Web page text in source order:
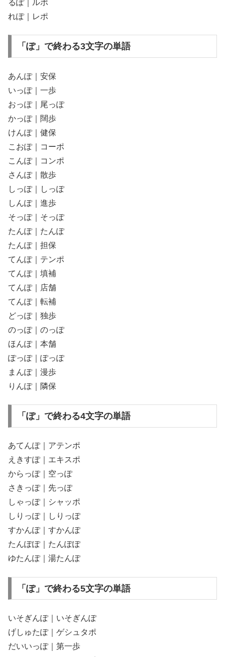
るぽ｜ルポ
れぽ｜レポ
「ぽ」で終わる3文字の単語
あんぽ｜安保
いっぽ｜一歩
おっぽ｜尾っぽ
かっぽ｜闊歩
けんぽ｜健保
こおぽ｜コーポ
こんぽ｜コンポ
さんぽ｜散歩
しっぽ｜しっぽ
しんぽ｜進歩
そっぽ｜そっぽ
たんぽ｜たんぽ
たんぽ｜担保
てんぽ｜テンポ
てんぽ｜填補
てんぽ｜店舗
てんぽ｜転補
どっぽ｜独歩
のっぽ｜のっぽ
ほんぽ｜本舗
ぽっぽ｜ぽっぽ
まんぽ｜漫歩
りんぽ｜隣保
「ぽ」で終わる4文字の単語
あてんぽ｜アテンポ
えきすぽ｜エキスポ
からっぽ｜空っぽ
さきっぽ｜先っぽ
しゃっぽ｜シャッポ
しりっぽ｜しりっぽ
すかんぽ｜すかんぽ
たんぽぽ｜たんぽぽ
ゆたんぽ｜湯たんぽ
「ぽ」で終わる5文字の単語
いそぎんぽ｜いそぎんぽ
げしゅたぽ｜ゲシュタポ
だいいっぽ｜第一歩